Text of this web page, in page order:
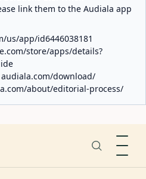
link them to the Audiala app
us/app/id6446038181
store/apps/details?
audiala.com/download/
about/editorial-process/